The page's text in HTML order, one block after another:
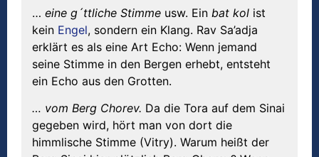
… eine g´ttliche Stimme usw. Ein bat kol ist
kein Engel, sondern ein Klang. Rav Sa’adja
erklärt es als eine Art Echo: Wenn jemand
seine Stimme in den Bergen erhebt, entsteht
ein Echo aus den Grotten.
… vom Berg Chorev. Da die Tora auf dem Sinai
gegeben wird, hört man von dort die
himmlische Stimme (Vitry). Warum heißt der